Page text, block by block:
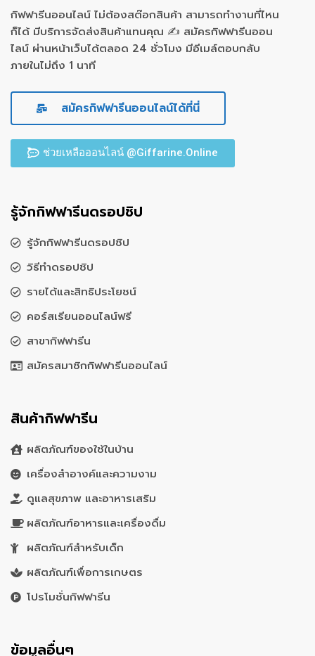
กิฟฟารีนออนไลน์ ไม่ต้องสต๊อกสินค้า สามารถทำงานที่ไหน
ก็ได้ มีบริการจัดส่งสินค้าแทนคุณ ✍ สมัครกิฟฟารีนออน
ไลน์ ผ่านหน้าเว็บได้ตลอด 24 ชั่วโมง มีอีเมล์ตอบกลับ
ภายในไม่ถึง 1 นาที
สมัครกิฟฟารีนออนไลน์ได้ที่นี่
ช่วยเหลือออนไลน์ @Giffarine.Online
รู้จักกิฟฟารีนดรอปชิป
รู้จักกิฟฟารีนดรอปชิป
วิธีทำดรอปชิป
รายได้และสิทธิประโยชน์
คอร์สเรียนออนไลน์ฟรี
สาขากิฟฟารีน
สมัครสมาชิกกิฟฟารีนออนไลน์
สินค้ากิฟฟารีน
ผลิตภัณฑ์ของใช้ในบ้าน
เครื่องสำอางค์และความงาม
ดูแลสุขภาพ และอาหารเสริม
ผลิตภัณฑ์อาหารและเครื่องดื่ม
ผลิตภัณฑ์สำหรับเด็ก
ผลิตภัณฑ์เพื่อการเกษตร
โปรโมชั่นกิฟฟารีน
ข้อมูลอื่นๆ